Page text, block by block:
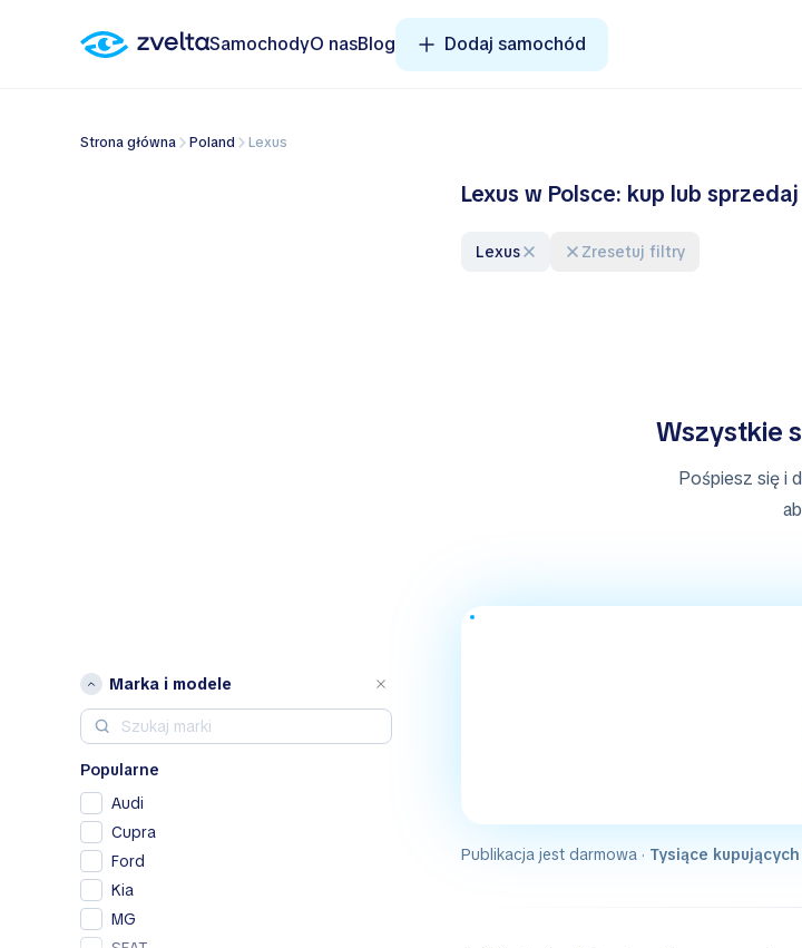
SamochodyO nasBlog Dodaj samochód
Strona główna Poland Lexus
Marka i modele
Popularne
Audi
Cupra
Ford
Kia
MG
Lexus w Polsce: kup lub
Lexus Zresetuj filtry
Wszystkie
Pośpiesz się i
Publikacja jest darmowa · Tysiące